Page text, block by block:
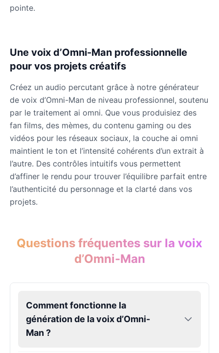
Elastigirl
Female @VoidWalke
Elsa Frozen
Female @EagleEyes_USA
Eric Cartman
Felonius Gru
Male @AetherNova
Freddy Fazbear
Garfield
Male @SynthRift
pointe.
Une voix d’Omni-Man professionnelle
pour vos projets créatifs
Créez un audio percutant grâce à notre générateur
de voix d’Omni-Man de niveau professionnel, soutenu
par le traitement ai omni. Que vous produisiez des
fan films, des mèmes, du contenu gaming ou des
vidéos pour les réseaux sociaux, la couche ai omni
maintient le ton et l’intensité cohérents d’un extrait à
l’autre. Des contrôles intuitifs vous permettent
d’affiner le rendu pour trouver l’équilibre parfait entre
l’authenticité du personnage et la clarté dans vos
projets.
Questions fréquentes sur la voix
d’Omni-Man
Comment fonctionne la
génération de la voix d’Omni-
Man ?